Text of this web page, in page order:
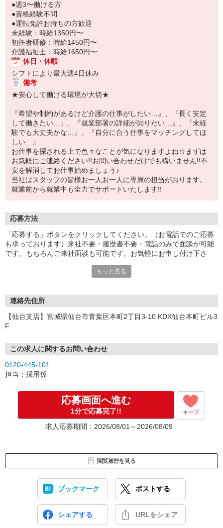
●週3〜働ける方
●資格経験不問
●運転免許お持ちの方歓迎
未経験：時給1350円〜
初任者研修：時給1450円〜
介護福祉士：時給1650円〜
休日・休暇
シフトにより最大週4日休み
備考
★安心して働ける環境が大切★
『希望や制約があるけど介護の仕事がしたい…』、『長く安定
して働きたい…』、『就業部署の詳細が知りたい…』、『未経
験でも大丈夫かな…』、『自分に合う仕事をマッチングしてほ
しい…』
お仕事を探される上で色々なことが気になりますよね☆まずは
お気軽にご連絡ください!!お問い合わせだけでも構いません!!不
安を解消してお仕事始めましょう♪
当社はスタッフの皆様お一人お一人に専属の担当がおります。
就業前から就業中も全力でサポートいたします!!
応募方法
「応募する」ボタンをクリックしてください。（お電話でのご応募
も承っております）来社不要・履歴書不要・電話のみで面談が可能
です。もちろんご来社面談も可能です。お気軽にお申し付け下さ
もっと見る
連絡先住所
【仙台支店】宮城県仙台市青葉区本町2丁目3-10 KDX仙台本町ビル3
F
この求人に関するお問い合わせ
0120-445-101
担当：採用係
応募画面へ進む
1分で応募完了!! キープ
求人応募期間：2026/08/01～2026/08/09
閲覧履歴を見る
ブックマーク ポストする
シェアする URLをシェア